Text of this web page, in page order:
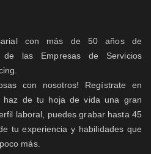
con más de 50 años de
las Empresas de Servicios
con nosotros! Regístrate en
haz de tu hoja de vida una gran
laboral, puedes grabar hasta 45
tu experiencia y habilidades que
más.